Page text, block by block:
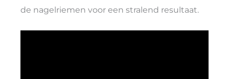
de nagelriemen voor een stralend resultaat.